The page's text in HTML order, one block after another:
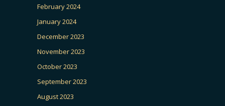
February 2024
January 2024
December 2023
November 2023
October 2023
September 2023
August 2023